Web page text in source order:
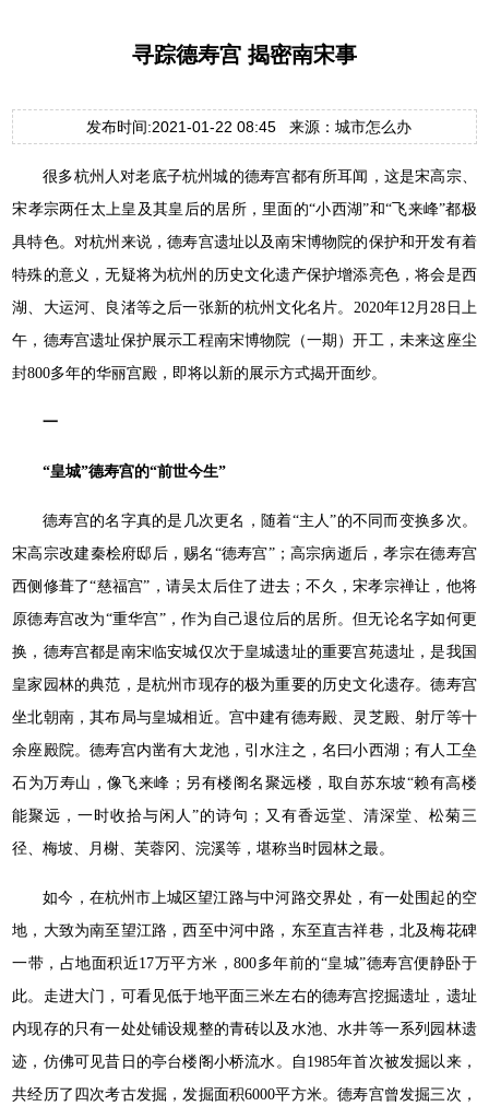
寻踪德寿宫 揭密南宋事
发布时间:2021-01-22 08:45 来源：城市怎么办
很多杭州人对老底子杭州城的德寿宫都有所耳闻，这是宋高宗、
宋孝宗两任太上皇及其皇后的居所，里面的“小西湖”和“飞来峰”都极
具特色。对杭州来说，德寿宫遗址以及南宋博物院的保护和开发有着
特殊的意义，无疑将为杭州的历史文化遗产保护增添亮色，将会是西
湖、大运河、良渚等之后一张新的杭州文化名片。2020年12月28日上
午，德寿宫遗址保护展示工程南宋博物院（一期）开工，未来这座尘
封800多年的华丽宫殿，即将以新的展示方式揭开面纱。
一
“皇城”德寿宫的“前世今生”
德寿宫的名字真的是几次更名，随着“主人”的不同而变换多次。
宋高宗改建秦桧府邸后，赐名“德寿宫”；高宗病逝后，孝宗在德寿宫
西侧修葺了“慈福宫”，请吴太后住了进去；不久，宋孝宗禅让，他将
原德寿宫改为“重华宫”，作为自己退位后的居所。但无论名字如何更
换，德寿宫都是南宋临安城仅次于皇城遗址的重要宫苑遗址，是我国
皇家园林的典范，是杭州市现存的极为重要的历史文化遗存。德寿宫
坐北朝南，其布局与皇城相近。宫中建有德寿殿、灵芝殿、射厅等十
余座殿院。德寿宫内凿有大龙池，引水注之，名曰小西湖；有人工垒
石为万寿山，像飞来峰；另有楼阁名聚远楼，取自苏东坡“赖有高楼
能聚远，一时收拾与闲人”的诗句；又有香远堂、清深堂、松菊三
径、梅坡、月榭、芙蓉冈、浣溪等，堪称当时园林之最。
如今，在杭州市上城区望江路与中河路交界处，有一处围起的空
地，大致为南至望江路，西至中河中路，东至直吉祥巷，北及梅花碑
一带，占地面积近17万平方米，800多年前的“皇城”德寿宫便静卧于
此。走进大门，可看见低于地平面三米左右的德寿宫挖掘遗址，遗址
内现存的只有一处处铺设规整的青砖以及水池、水井等一系列园林遗
迹，仿佛可见昔日的亭台楼阁小桥流水。自1985年首次被发掘以来，
共经历了四次考古发掘，发掘面积6000平方米。德寿宫曾发掘三次，